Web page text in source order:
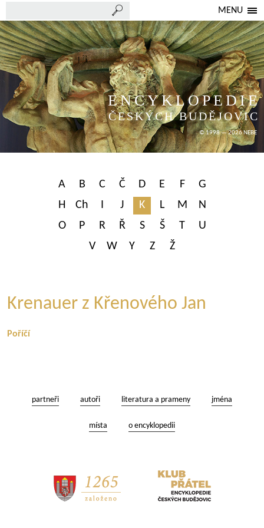
MENU
ENCYKLOPEDIE
ČESKÝCH BUDĚJOVIC
© 1998 — 2026 NEBE
A B C Č D E F
G
H
Ch I J K L M
N
O
P R Ř S Š T
U
V
W Y Z Ž
Krenauer z Křenového Jan
Poříčí
partneři autoři literatura a prameny jména
místa o encyklopedii